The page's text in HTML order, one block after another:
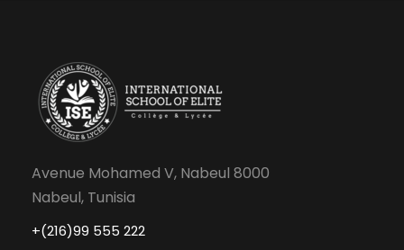
Avenue Mohamed V, Nabeul 8000
Nabeul, Tunisia
+(216)99 555 222